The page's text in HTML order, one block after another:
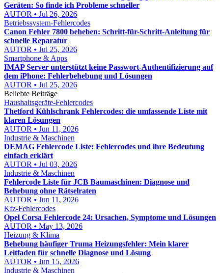
Geräten: So finde ich Probleme schneller
AUTOR • Jul 26, 2026
Betriebssystem-Fehlercodes
Canon Fehler 7800 beheben: Schritt-für-Schritt-Anleitung für
schnelle Reparatur
AUTOR • Jul 25, 2026
Smartphone & Apps
IMAP Server unterstützt keine Passwort-Authentifizierung auf
dem iPhone: Fehlerbehebung und Lösungen
AUTOR • Jul 25, 2026
Beliebte Beiträge
Haushaltsgeräte-Fehlercodes
Thetford Kühlschrank Fehlercodes: die umfassende Liste mit
klaren Lösungen
AUTOR • Jun 11, 2026
Industrie & Maschinen
DEMAG Fehlercode Liste: Fehlercodes und ihre Bedeutung
einfach erklärt
AUTOR • Jul 03, 2026
Industrie & Maschinen
Fehlercode Liste für JCB Baumaschinen: Diagnose und
Behebung ohne Rätselraten
AUTOR • Jun 11, 2026
Kfz-Fehlercodes
Opel Corsa Fehlercode 24: Ursachen, Symptome und Lösungen
AUTOR • May 13, 2026
Heizung & Klima
Behebung häufiger Truma Heizungsfehler: Mein klarer
Leitfaden für schnelle Diagnose und Lösung
AUTOR • Jun 15, 2026
Industrie & Maschinen